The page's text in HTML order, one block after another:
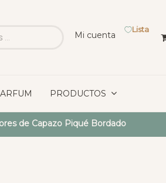
Mi cuenta
Lista
PRODUCTOS
de Capazo Piqué Bordado